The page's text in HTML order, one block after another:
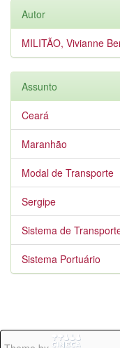
Autor
MILITÃO, Vivianne
Assunto
Ceará
Maranhão
Modal de Transporte
Sergipe
Sistema de
Sistema Portuário